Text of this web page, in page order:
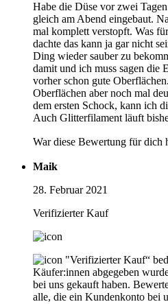
Habe die Düse vor zwei
gleich am Abend eingebaut.
mal komplett verstopft. Was
dachte das kann ja gar nicht
Ding wieder sauber zu
damit und ich muss sagen die
vorher schon gute
Oberflächen aber noch mal
dem ersten Schock, kann ich
Auch Glitterfilament läuft
War diese Bewertung für dich
Maik
28. Februar 2021
Verifizierter Kauf
"Verifizierter Kauf“
Käufer:innen abgegeben
bei uns gekauft haben.
alle, die ein Kundenkonto bei